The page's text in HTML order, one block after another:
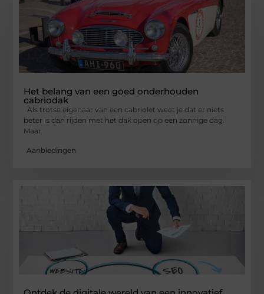
Het belang van een goed onderhouden
cabriodak
Als trotse eigenaar van een cabriolet weet je dat er niets
beter is dan rijden met het dak open op een zonnige dag.
Maar
Aanbiedingen